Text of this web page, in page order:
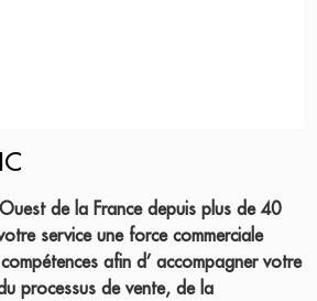
de la France depuis plus de 40
service une force commerciale
afin d’ accompagner votre
processus de vente, de la